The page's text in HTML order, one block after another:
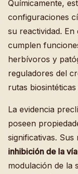
Químicamente,
configuraciones
su reactividad.
cumplen
herbívoros y
reguladores del
rutas
La evidencia
poseen
significativas.
inhibición de la
modulación de la